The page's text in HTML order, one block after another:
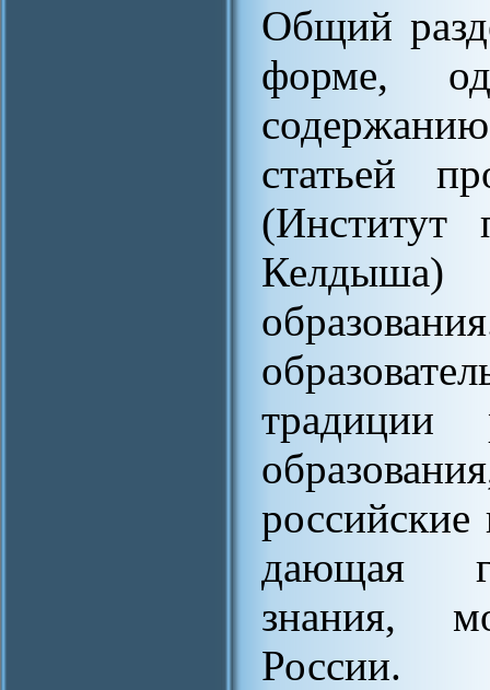
Общий
форме,
статьей
(Институт
Келдыша)
традиции
дающая
знания,
России.